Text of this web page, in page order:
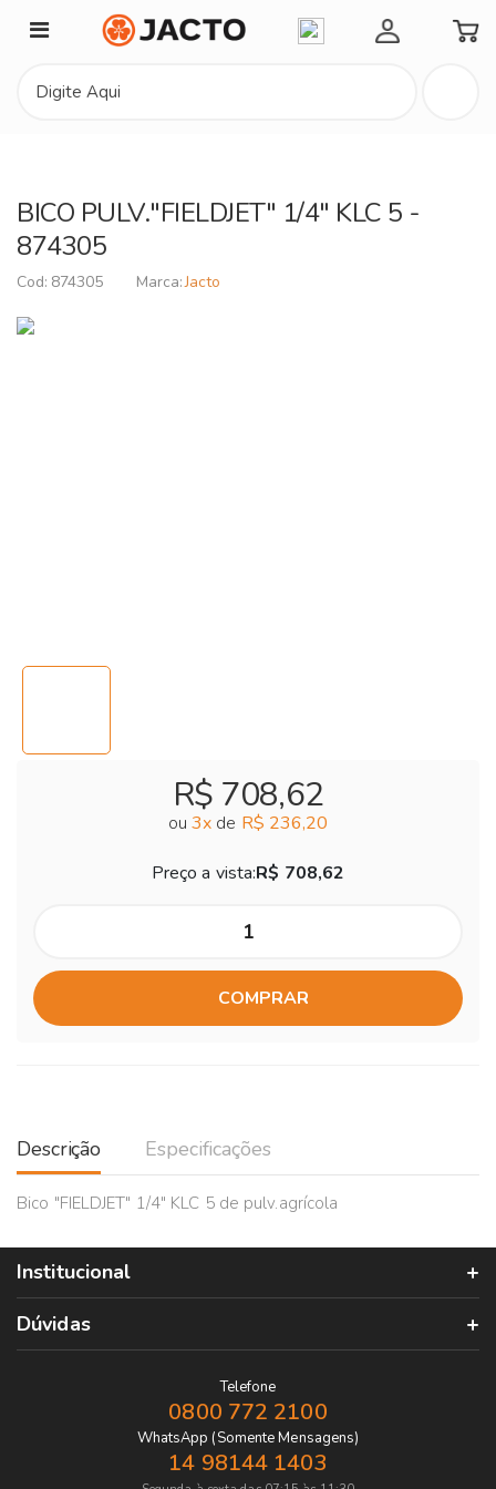
Minha Conta
BICO PULV."FIELDJET" 1/4" KLC 5 -
874305
874305 Jacto
R$ 708,62
ou 3x de R$ 236,20
Preço a vista:R$ 708,62
COMPRAR
Descrição Especificações
Bico "FIELDJET" 1/4" KLC 5 de pulv.agrícola
Institucional
Dúvidas
Telefone
0800 772 2100
WhatsApp (Somente Mensagens)
14 98144 1403